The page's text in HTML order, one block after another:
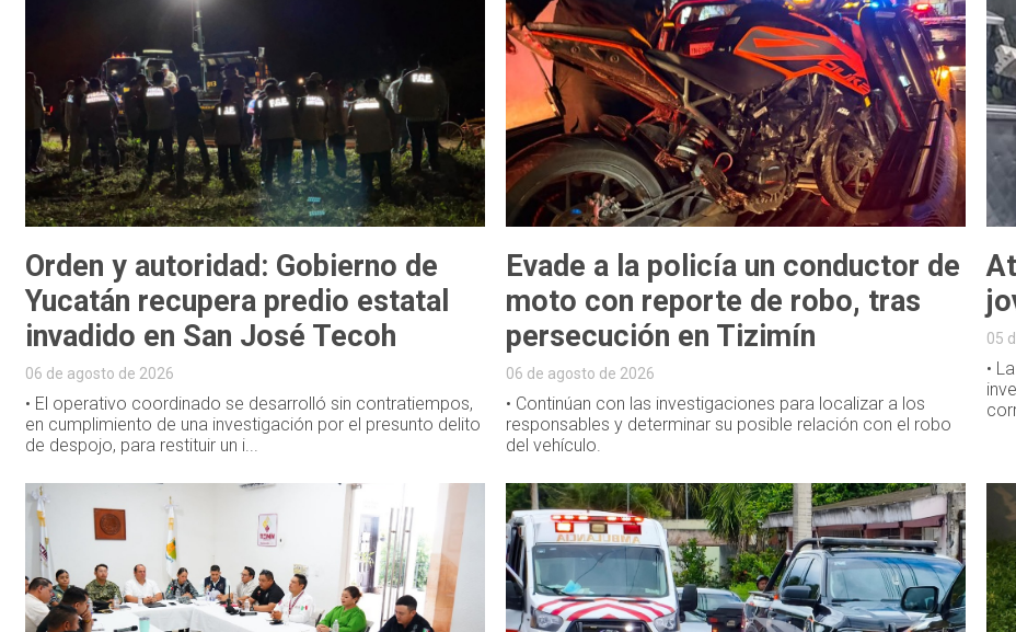
Orden y autoridad: Gobierno de
Yucatán recupera predio estatal
invadido en San José Tecoh
06 de agosto de 2026
• El operativo coordinado se desarrolló sin contratiempos,
en cumplimiento de una investigación por el presunto delito
de despojo, para restituir un i...
Evade a la policía un conductor de
moto con reporte de robo, tras
persecución en Tizimín
06 de agosto de 2026
• Continúan con las investigaciones para localizar a los
responsables y determinar su posible relación con el robo
del vehículo.
05
•